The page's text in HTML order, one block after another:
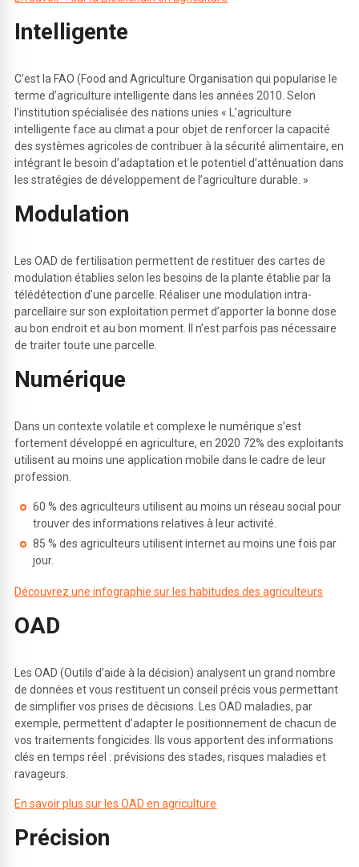
Intelligente
C’est la FAO (Food and Agriculture Organisation qui popularise le
terme d’agriculture intelligente dans les années 2010. Selon
l’institution spécialisée des nations unies « L’agriculture
intelligente face au climat a pour objet de renforcer la capacité
des systèmes agricoles de contribuer à la sécurité alimentaire, en
intégrant le besoin d’adaptation et le potentiel d’atténuation dans
les stratégies de développement de l’agriculture durable. »
Modulation
Les OAD de fertilisation permettent de restituer des cartes de
modulation établies selon les besoins de la plante établie par la
télédétection d’une parcelle. Réaliser une modulation intra-
parcellaire sur son exploitation permet d’apporter la bonne dose
au bon endroit et au bon moment. Il n’est parfois pas nécessaire
de traiter toute une parcelle.
Numérique
Dans un contexte volatile et complexe le numérique s’est
fortement développé en agriculture, en 2020 72% des exploitants
utilisent au moins une application mobile dans le cadre de leur
profession.
60 % des agriculteurs utilisent au moins un réseau social pour
trouver des informations relatives à leur activité.
85 % des agriculteurs utilisent internet au moins une fois par
jour.
Découvrez une infographie sur les habitudes des agriculteurs
OAD
Les OAD (Outils d’aide à la décision) analysent un grand nombre
de données et vous restituent un conseil précis vous permettant
de simplifier vos prises de décisions. Les OAD maladies, par
exemple, permettent d’adapter le positionnement de chacun de
vos traitements fongicides. Ils vous apportent des informations
clés en temps réel : prévisions des stades, risques maladies et
ravageurs.
En savoir plus sur les OAD en agriculture
Précision